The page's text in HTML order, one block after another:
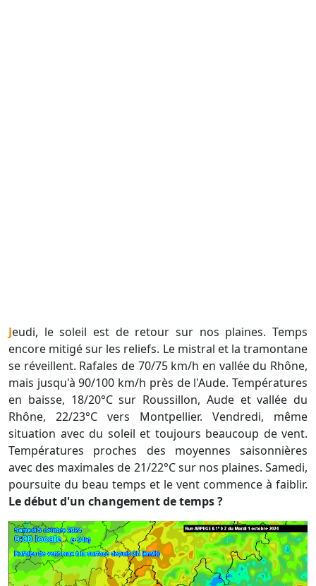
Jeudi, le soleil est de retour sur nos plaines. Temps
encore mitigé sur les reliefs. Le mistral et la tramontane
se réveillent. Rafales de 70/75 km/h en vallée du Rhône,
mais jusqu'à 90/100 km/h près de l'Aude. Températures
en baisse, 18/20°C sur Roussillon, Aude et vallée du
Rhône, 22/23°C vers Montpellier. Vendredi, même
situation avec du soleil et toujours beaucoup de vent.
Températures proches des moyennes saisonnières
avec des maximales de 21/22°C sur nos plaines. Samedi,
poursuite du beau temps et le vent commence à faiblir.
Le début d'un changement de temps ?